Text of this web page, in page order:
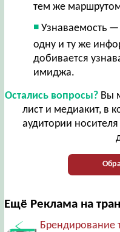
тем же
Узнаваемость —
одну и ту же
добивается
имиджа.
Остались вопросы?Вы
лист и медиакит, в
аудитории
Ещё Реклама на
Брендирование